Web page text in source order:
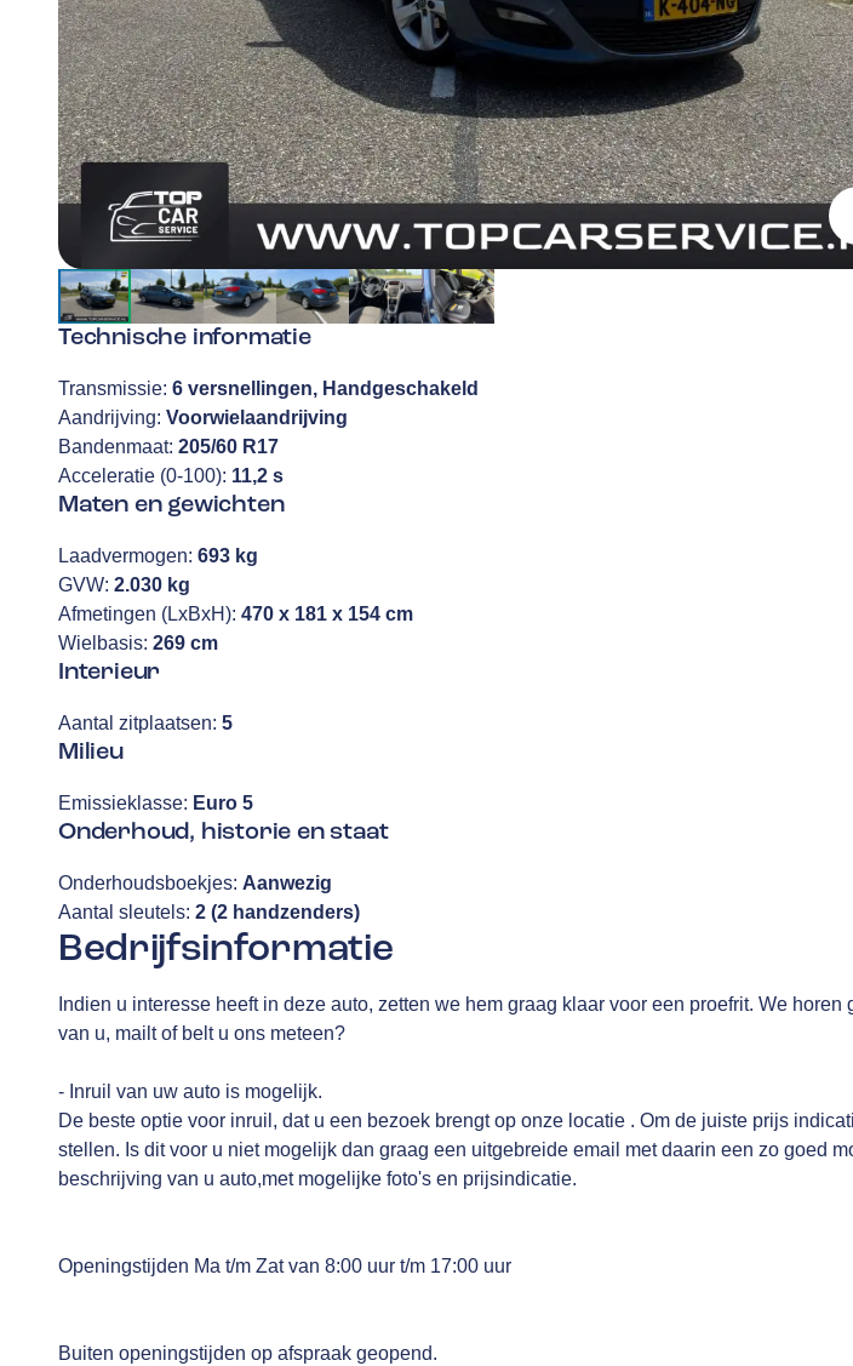
Technische informatie
Transmissie: 6 versnellingen, Handgeschakeld
Aandrijving: Voorwielaandrijving
Bandenmaat: 205/60 R17
Acceleratie (0-100): 11,2 s
Maten en gewichten
Laadvermogen: 693 kg
GVW: 2.030 kg
Afmetingen (LxBxH): 470 x 181 x 154 cm
Wielbasis: 269 cm
Interieur
Aantal zitplaatsen: 5
Milieu
Emissieklasse: Euro 5
Onderhoud, historie en staat
Onderhoudsboekjes: Aanwezig
Aantal sleutels: 2 (2 handzenders)
Bedrijfsinformatie
Indien u interesse heeft in deze auto, zetten we hem graag klaar voor een proefrit. We horen
van u, mailt of belt u ons meteen?
- Inruil van uw auto is mogelijk.
De beste optie voor inruil, dat u een bezoek brengt op onze locatie . Om de juiste prijs
stellen. Is dit voor u niet mogelijk dan graag een uitgebreide email met daarin een zo goed
beschrijving van u auto,met mogelijke foto's en prijsindicatie.
Openingstijden Ma t/m Zat van 8:00 uur t/m 17:00 uur
Buiten openingstijden op afspraak geopend.